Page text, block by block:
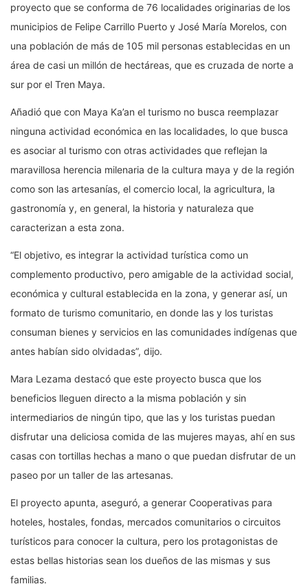
proyecto que se conforma de 76 localidades originarias de los
municipios de Felipe Carrillo Puerto y José María Morelos, con
una población de más de 105 mil personas establecidas en un
área de casi un millón de hectáreas, que es cruzada de norte a
sur por el Tren Maya.
Añadió que con Maya Ka’an el turismo no busca reemplazar
ninguna actividad económica en las localidades, lo que busca
es asociar al turismo con otras actividades que reflejan la
maravillosa herencia milenaria de la cultura maya y de la región
como son las artesanías, el comercio local, la agricultura, la
gastronomía y, en general, la historia y naturaleza que
caracterizan a esta zona.
“El objetivo, es integrar la actividad turística como un
complemento productivo, pero amigable de la actividad social,
económica y cultural establecida en la zona, y generar así, un
formato de turismo comunitario, en donde las y los turistas
consuman bienes y servicios en las comunidades indígenas que
antes habían sido olvidadas”, dijo.
Mara Lezama destacó que este proyecto busca que los
beneficios lleguen directo a la misma población y sin
intermediarios de ningún tipo, que las y los turistas puedan
disfrutar una deliciosa comida de las mujeres mayas, ahí en sus
casas con tortillas hechas a mano o que puedan disfrutar de un
paseo por un taller de las artesanas.
El proyecto apunta, aseguró, a generar Cooperativas para
hoteles, hostales, fondas, mercados comunitarios o circuitos
turísticos para conocer la cultura, pero los protagonistas de
estas bellas historias sean los dueños de las mismas y sus
familias.